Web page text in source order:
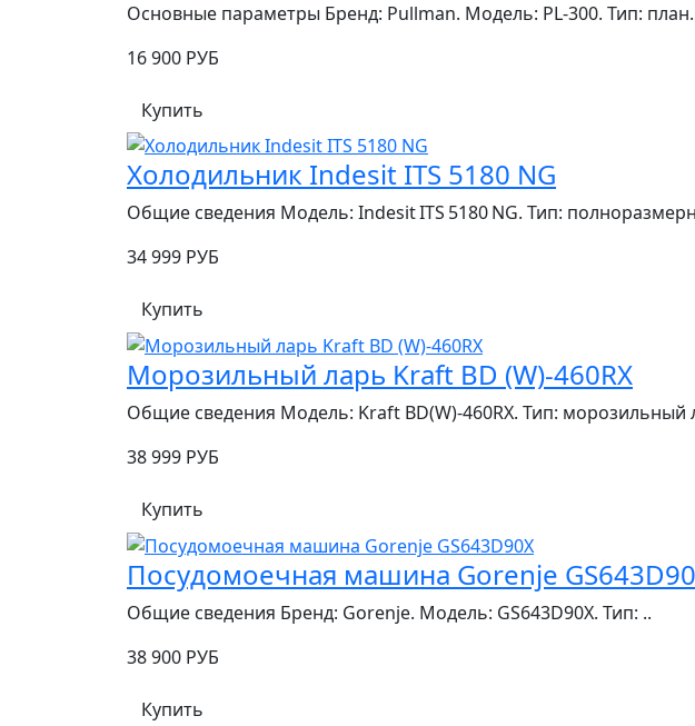
Основные параметры Бренд: Pullman. Модель: PL-300. Тип:
16 900 РУБ
Купить
Холодильник Indesit ITS 5180 NG
Общие сведения Модель: Indesit ITS 5180 NG. Тип:
34 999 РУБ
Купить
Морозильный ларь Kraft BD (W)-460RX
Общие сведения Модель: Kraft BD(W)-460RX. Тип: морозильный
38 999 РУБ
Купить
Посудомоечная машина Gorenje
Общие сведения Бренд: Gorenje. Модель: GS643D90X. Тип: ..
38 900 РУБ
Купить